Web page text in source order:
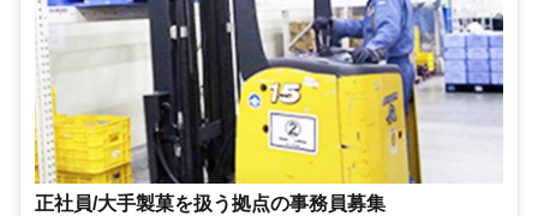
正社員/大手製菓を扱う拠点の事務員募集